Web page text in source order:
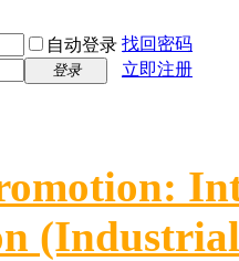
自动登录 找回密码
登录 立即注册